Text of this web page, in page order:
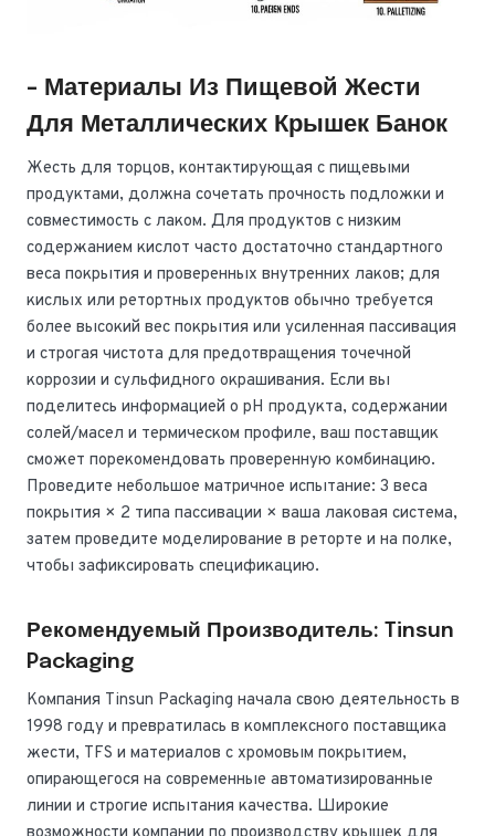
- Материалы Из Пищевой Жести
Для Металлических Крышек Банок
Жесть для торцов, контактирующая с пищевыми
продуктами, должна сочетать прочность подложки и
совместимость с лаком. Для продуктов с низким
содержанием кислот часто достаточно стандартного
веса покрытия и проверенных внутренних лаков; для
кислых или ретортных продуктов обычно требуется
более высокий вес покрытия или усиленная пассивация
и строгая чистота для предотвращения точечной
коррозии и сульфидного окрашивания. Если вы
поделитесь информацией о pH продукта, содержании
солей/масел и термическом профиле, ваш поставщик
сможет порекомендовать проверенную комбинацию.
Проведите небольшое матричное испытание: 3 веса
покрытия × 2 типа пассивации × ваша лаковая система,
затем проведите моделирование в реторте и на полке,
чтобы зафиксировать спецификацию.
Рекомендуемый Производитель: Tinsun
Packaging
Компания Tinsun Packaging начала свою деятельность в
1998 году и превратилась в комплексного поставщика
жести, TFS и материалов с хромовым покрытием,
опирающегося на современные автоматизированные
линии и строгие испытания качества. Широкие